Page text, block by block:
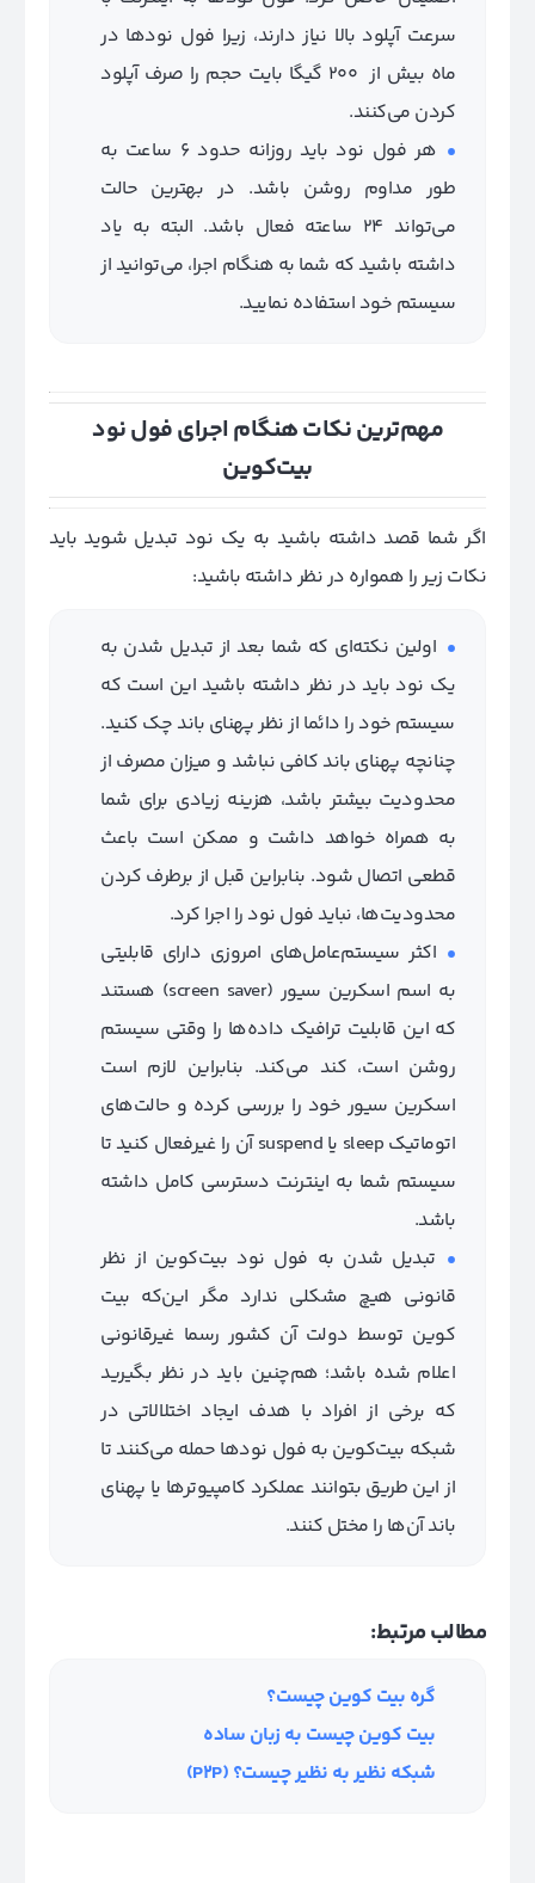
سرعت آپلود بالا نیاز دارند، زیرا فول نودها در
ماه بیش از 200 گیگا بایت حجم را صرف آپلود
کردن می‌کنند.
هر فول نود باید روزانه حدود 6 ساعت به
طور مداوم روشن باشد. در بهترین حالت
می‌تواند 24 ساعته فعال باشد. البته به یاد
داشته باشید که شما به هنگام اجرا، می‌توانید از
سیستم خود استفاده نمایید.
مهم‌ترین نکات هنگام اجرای فول نود
بیت‌کوین
اگر شما قصد داشته باشید به یک نود تبدیل شوید باید
نکات زیر را همواره در نظر داشته باشید:
اولین نکته‌ای که شما بعد از تبدیل شدن به
یک نود باید در نظر داشته باشید این است که
سیستم خود را دائما از نظر پهنای باند چک کنید.
چنانچه پهنای باند کافی نباشد و میزان مصرف از
محدودیت بیشتر باشد، هزینه زیادی برای شما
به همراه خواهد داشت و ممکن است باعث
قطعی اتصال شود. بنابراین قبل از برطرف کردن
محدودیت‌ها، نباید فول نود را اجرا کرد.
اکثر سیستم‌عامل‌های امروزی دارای قابلیتی
به اسم اسکرین سیور (screen saver) هستند
که این قابلیت ترافیک داده‌ها را وقتی سیستم
روشن است، کند می‌کند. بنابراین لازم است
اسکرین سیور خود را بررسی کرده و حالت‌های
اتوماتیک sleep یا suspend آن را غیرفعال کنید تا
سیستم شما به اینترنت دسترسی کامل داشته
باشد.
تبدیل شدن به فول نود بیت‌کوین از نظر
قانونی هیچ مشکلی ندارد مگر این‌که بیت
کوین توسط دولت آن کشور رسما غیرقانونی
اعلام شده باشد؛ هم‌چنین باید در نظر بگیرید
که برخی از افراد با هدف ایجاد اختلالاتی در
شبکه بیت‌کوین به فول نودها حمله می‌کنند تا
از این طریق بتوانند عملکرد کامپیوترها یا پهنای
باند آن‌ها را مختل کنند.
مطالب مرتبط:
گره بیت کوین چیست؟
بیت کوین چیست به زبان ساده
شبکه نظیر به نظیر چیست؟ (P2P)